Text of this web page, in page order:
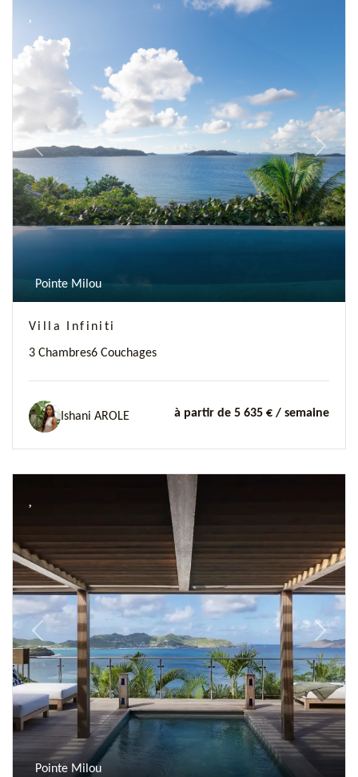
Previous Next
Pointe Milou
Villa Infiniti
3 Chambres6 Couchages
Ishani AROLE à partir de 5 635 € / semaine
Previous Next
Pointe Milou